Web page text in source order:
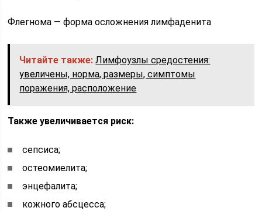
Флегнома — форма осложнения лимфаденита
Читайте также: Лимфоузлы средостения:
увеличены, норма, размеры, симптомы
поражения, расположение
Также увеличивается риск:
сепсиса;
остеомиелита;
энцефалита;
кожного абсцесса;